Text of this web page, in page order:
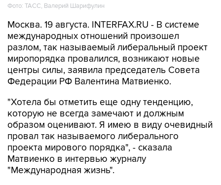
Фото: ТАСС, Валерий Шарифулин
Москва. 19 августа. INTERFAX.RU - В системе
международных отношений произошел
разлом, так называемый либеральный проект
миропорядка провалился, возникают новые
центры силы, заявила председатель Совета
Федерации РФ Валентина Матвиенко.
"Хотела бы отметить еще одну тенденцию,
которую не всегда замечают и должным
образом оценивают. Я имею в виду очевидный
провал так называемого либерального
проекта мирового порядка", - сказала
Матвиенко в интервью журналу
"Международная жизнь".